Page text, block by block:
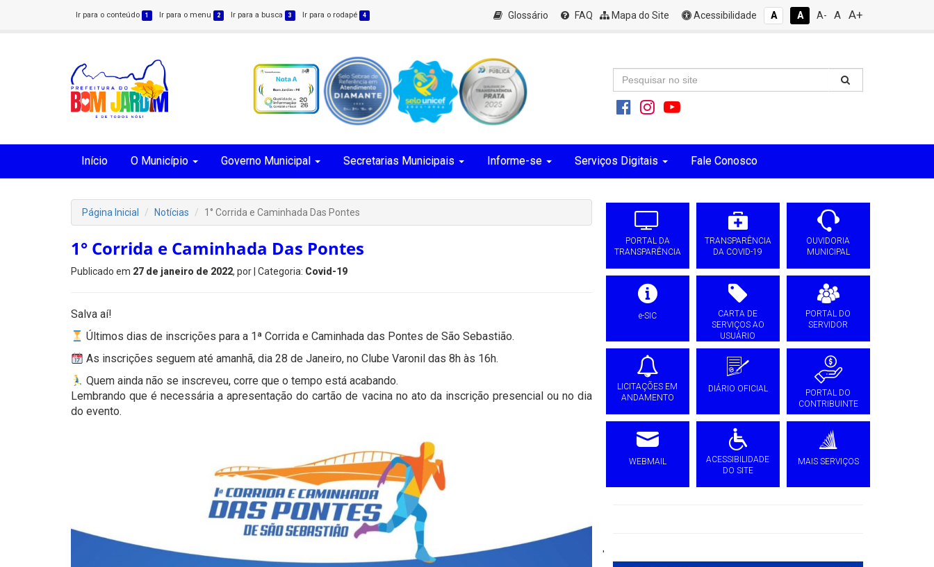
Ir para o conteúdo 1 Ir para o menu 2 Ir para a busca 3 Ir para o rodapé 4 Glossário FAQ Mapa do Site Acessibilidade A A A- A A+
Início O Município Governo Municipal Secretarias Municipais Informe-se Serviços Digitais Fale Conosco
Página Inicial Notícias 1° Corrida e Caminhada Das Pontes
1° Corrida e Caminhada Das Pontes
Publicado em 27 de janeiro de 2022, por | Categoria: Covid-19
Salva aí!
Últimos dias de inscrições para a 1ª Corrida e Caminhada das Pontes de São Sebastião.
As inscrições seguem até amanhã, dia 28 de Janeiro, no Clube Varonil das 8h às 16h.
Quem ainda não se inscreveu, corre que o tempo está acabando.
Lembrando que é necessária a apresentação do cartão de vacina no ato da inscrição presencial ou no dia
do evento.
PORTAL DA
TRANSPARÊNCIA
TRANSPARÊNCIA
DA COVID-19
OUVIDORIA
MUNICIPAL
e-SIC
CARTA DE
SERVIÇOS AO
USUÁRIO
PORTAL DO
SERVIDOR
LICITAÇÕES EM
ANDAMENTO
DIÁRIO OFICIAL
PORTAL DO
CONTRIBUINTE
WEBMAIL
ACESSIBILIDADE
DO SITE
MAIS SERVIÇOS
'